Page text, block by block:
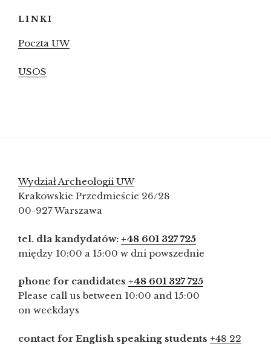
LINKI
Poczta UW
USOS
Wydział Archeologii UW
Krakowskie Przedmieście 26/28
00-927 Warszawa
tel. dla kandydatów: +48 601 327 725
między 10:00 a 15:00 w dni powszednie
phone for candidates +48 601 327 725
Please call us between 10:00 and 15:00
on weekdays
contact for English speaking students +48 22